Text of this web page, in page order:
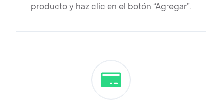
producto y haz clic en el botón “Agregar”.